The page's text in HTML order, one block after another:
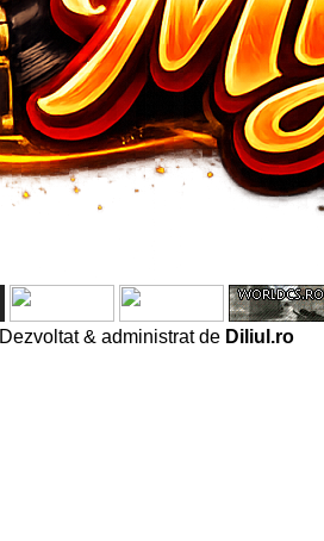
Dezvoltat & administrat de Diliul.ro